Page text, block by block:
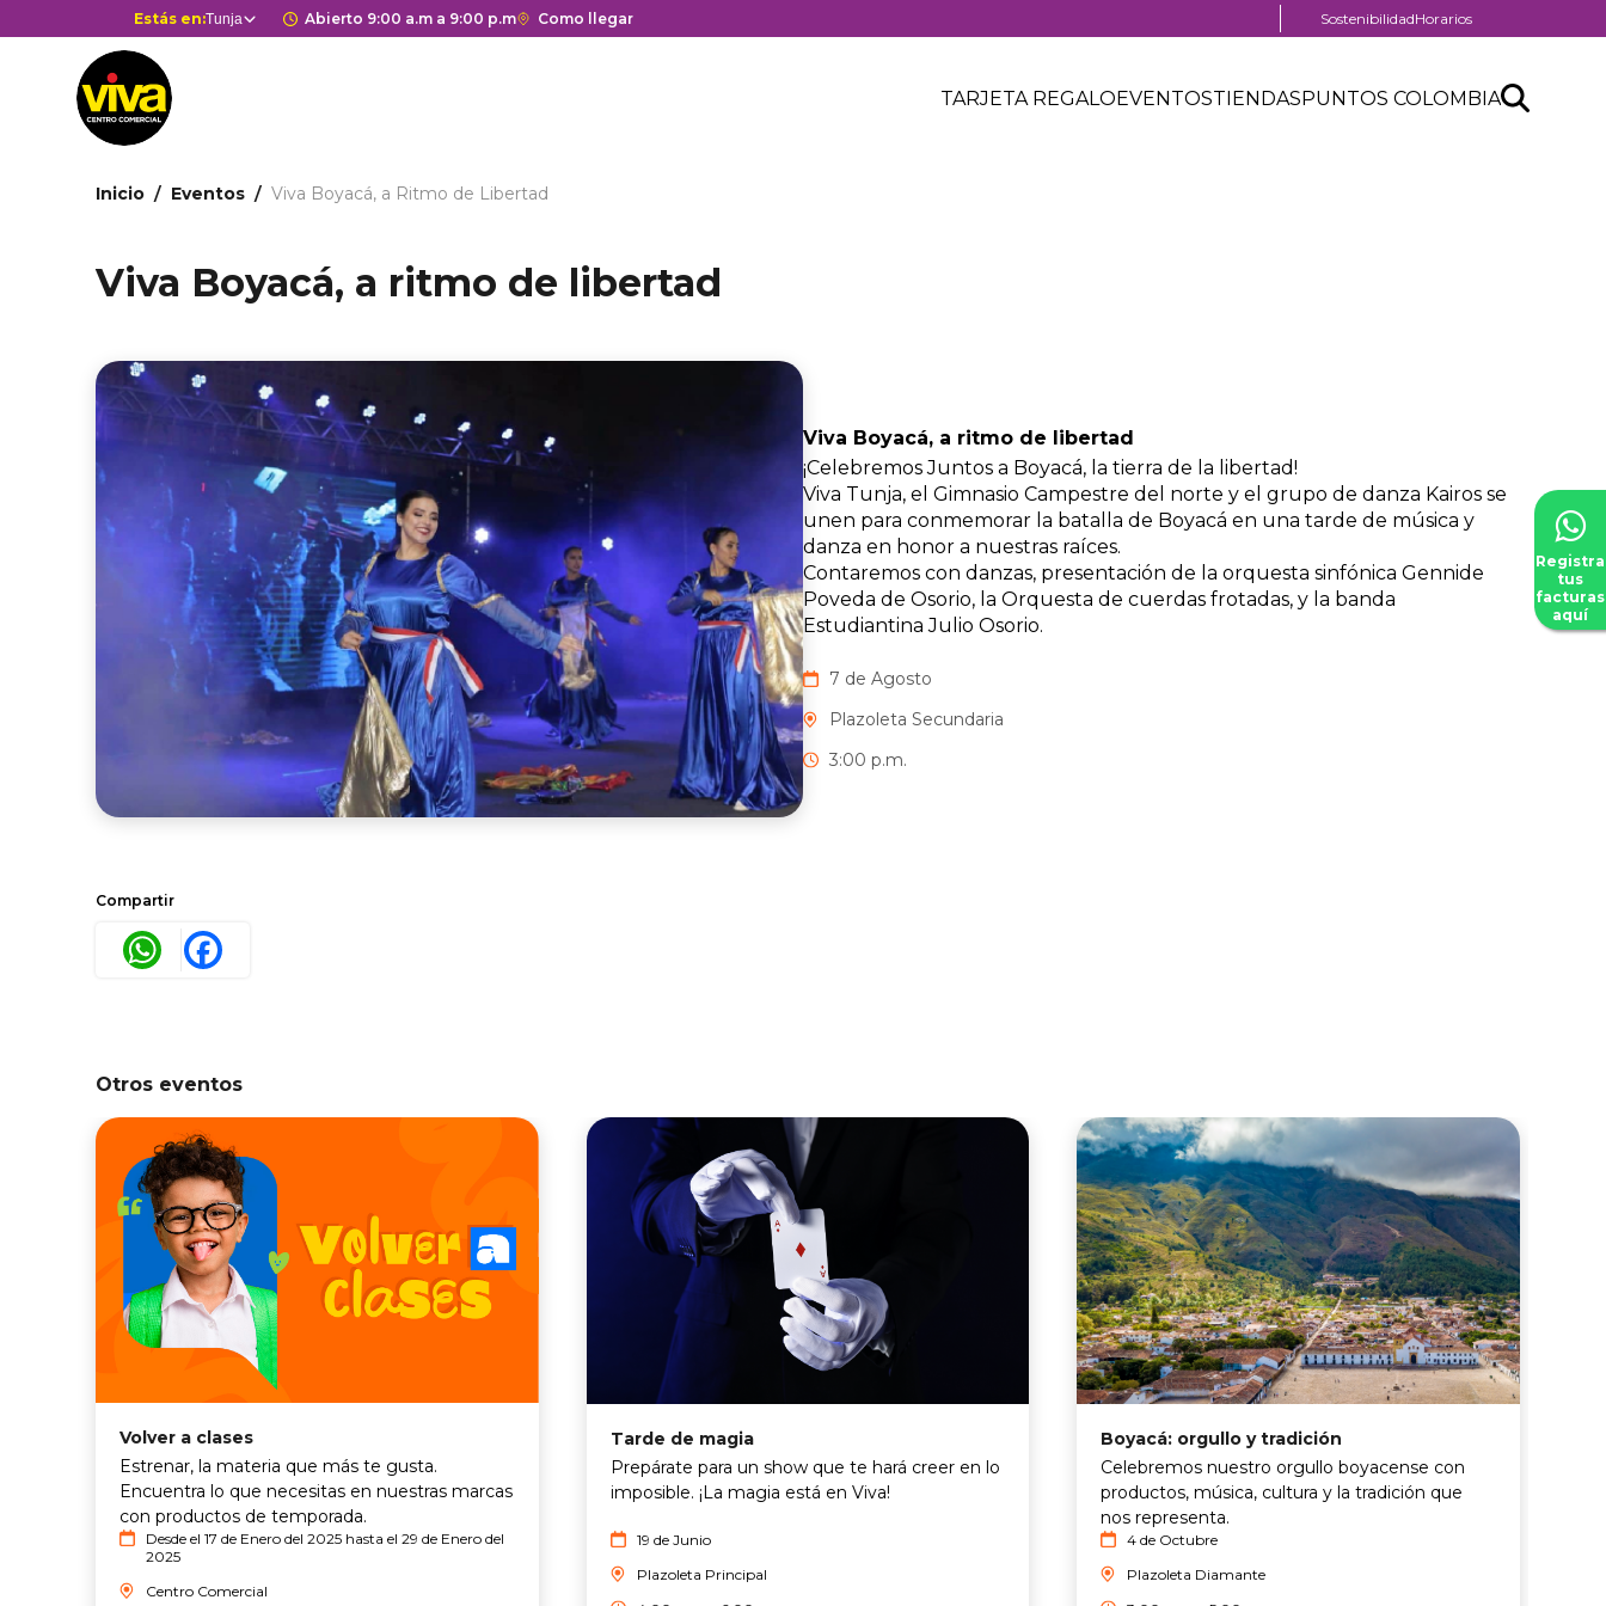
al
contenido
principal
Selector
de
centros
comerciales
Estás en: Estás en
Tunja Horario de apertura y cierre del centro comercial.
Abierto 9:00 a.m a 9:00 p.mEnlace
del
centro
Como llegar
Menú
SostenibilidadHorarios
Header
Menú
TARJETA REGALOEVENTOSTIENDASPUNTOS COLOMBIASearch
Buscar
Ruta
de
Inicio Eventos Viva Boyacá, a Ritmo de Libertad
Viva Boyacá, a ritmo de libertad
Viva Boyacá, a ritmo de libertad
¡Celebremos Juntos a Boyacá, la tierra de la libertad!
Viva Tunja, el Gimnasio Campestre del norte y el grupo de danza Kairos se
unen para conmemorar la batalla de Boyacá en una tarde de música y
danza en honor a nuestras raíces.
Contaremos con danzas, presentación de la orquesta sinfónica Gennide
Poveda de Osorio, la Orquesta de cuerdas frotadas, y la banda
Estudiantina Julio Osorio.
7 de Agosto
Plazoleta Secundaria
3:00 p.m.
Compartir
WhatsApp
Otros eventos
Volver a clases
Estrenar, la materia que más te gusta.
Encuentra lo que necesitas en nuestras marcas
con productos de temporada.
Desde el 17 de Enero del 2025 hasta el 29 de Enero del
2025
Centro Comercial
Tarde de magia
Prepárate para un show que te hará creer en lo
imposible. ¡La magia está en Viva!
19 de Junio
Plazoleta Principal
Boyacá: orgullo y tradición
Celebremos nuestro orgullo boyacense con
productos, música, cultura y la tradición que
nos representa.
4 de Octubre
Plazoleta Diamante
Registra
tus
facturas
aquí